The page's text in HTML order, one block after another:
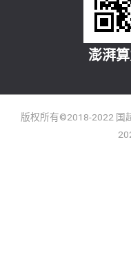
澎湃
版权所有©2018-2022 国